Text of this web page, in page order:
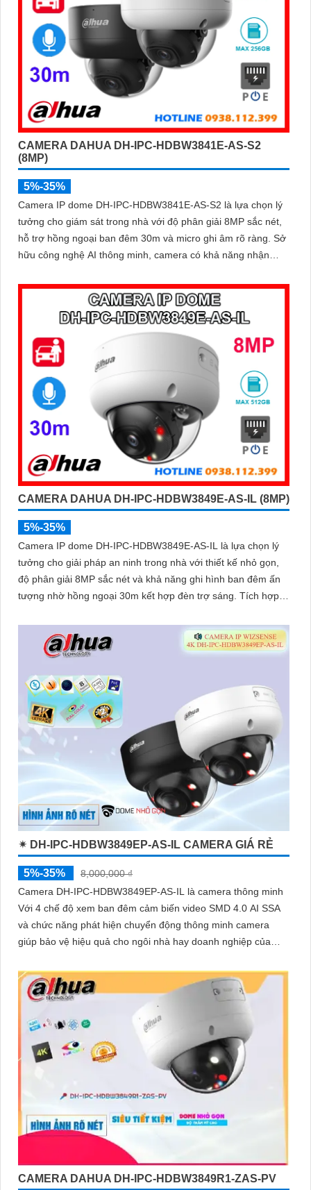
CAMERA DAHUA DH-IPC-HDBW3841E-AS-S2
(8MP)
5%-35%
Camera IP dome DH-IPC-HDBW3841E-AS-S2 là lựa chọn lý
tưởng cho giám sát trong nhà với độ phân giải 8MP sắc nét,
hỗ trợ hồng ngoại ban đêm 30m và micro ghi âm rõ ràng. Sở
hữu công nghệ AI thông minh, camera có khả năng nhận
tăng độ chính xác trong cảnh báo an ninh
CAMERA DAHUA DH-IPC-HDBW3849E-AS-IL (8MP)
5%-35%
Camera IP dome DH-IPC-HDBW3849E-AS-IL là lựa chọn lý
tưởng cho giải pháp an ninh trong nhà với thiết kế nhỏ gọn,
độ phân giải 8MP sắc nét và khả năng ghi hình ban đêm ấn
tượng nhờ hồng ngoại 30m kết hợp đèn trợ sáng. Tích hợp
thông minh giúp phân biệt chính xác người và phương tiện hỗ
trợ POE, giảm thiểu báo động giả hiệu quả
✴ DH-IPC-HDBW3849EP-AS-IL CAMERA GIÁ RẺ
5%-35%
8,000,000 ₫
Camera DH-IPC-HDBW3849EP-AS-IL là camera thông minh
Với 4 chế độ xem ban đêm cảm biến video SMD 4.0 AI SSA
và chức năng phát hiện chuyển động thông minh camera
giúp bảo vệ hiệu quả cho ngôi nhà hay doanh nghiệp của
CAMERA DAHUA DH-IPC-HDBW3849R1-ZAS-PV